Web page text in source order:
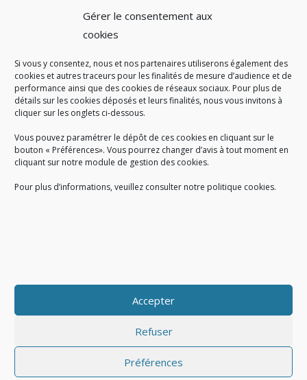
Gérer le consentement aux
cookies
Si vous y consentez, nous et nos partenaires utiliserons également des
cookies et autres traceurs pour les finalités de mesure d’audience et de
performance ainsi que des cookies de réseaux sociaux. Pour plus de
détails sur les cookies déposés et leurs finalités, nous vous invitons à
cliquer sur les onglets ci-dessous.
Vous pouvez paramétrer le dépôt de ces cookies en cliquant sur le
bouton « Préférences». Vous pourrez changer d’avis à tout moment en
cliquant sur notre module de gestion des cookies.
Pour plus d’informations, veuillez consulter notre politique cookies.
Accepter
Refuser
Préférences
A SAVOIR
Créé en 1978, le Sigidurs est un établissement public quiexerce
des missions de service public : la prévention, la collecte et la
valorisation des déchets ménagers et assimilés produits par son
territoire.
Accueil du public :
Gestion des cookies|